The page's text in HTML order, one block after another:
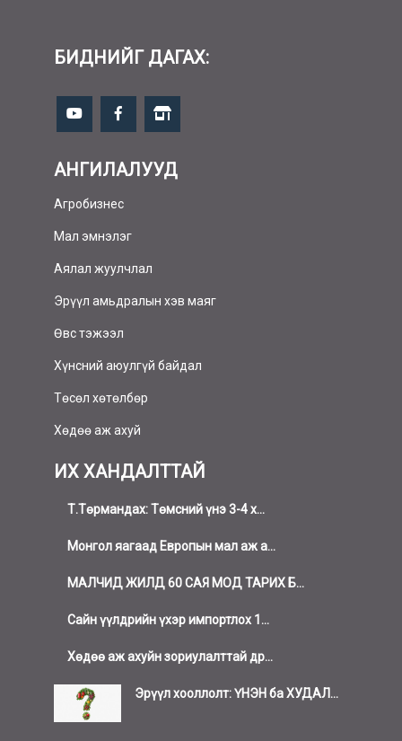
БИДНИЙГ ДАГАХ:
АНГИЛАЛУУД
Агробизнес
Мал эмнэлэг
Аялал жуулчлал
Эрүүл амьдралын хэв маяг
Өвс тэжээл
Хүнсний аюулгүй байдал
Төсөл хөтөлбөр
Хөдөө аж ахуй
ИХ ХАНДАЛТТАЙ
Т.Төрмандах: Төмсний үнэ 3-4 х...
Монгол яагаад Европын мал аж а...
МАЛЧИД ЖИЛД 60 САЯ МОД ТАРИХ Б...
Сайн үүлдрийн үхэр импортлох 1...
Хөдөө аж ахуйн зориулалттай др...
Эрүүл хооллолт: ҮНЭН ба ХУДАЛ...